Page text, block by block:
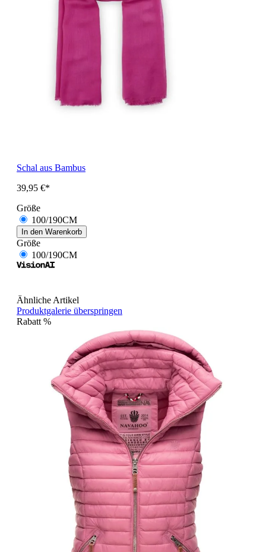
Schal aus Bambus
39,95 €*
Größe
100/190CM
In den Warenkorb
Größe
100/190CM
Ähnliche Artikel
Produktgalerie überspringen
Rabatt %